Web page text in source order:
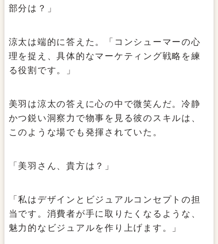
部分は？」
涼太は端的に答えた。「コンシューマーの心
理を捉え、具体的なマーケティング戦略を練
る役割です。」
美羽は涼太の答えに心の中で微笑んだ。冷静
かつ鋭い洞察力で物事を見る彼のスキルは、
このような場でも発揮されていた。
「美羽さん、貴方は？」
「私はデザインとビジュアルコンセプトの担
当です。消費者が手に取りたくなるような、
魅力的なビジュアルを作り上げます。」